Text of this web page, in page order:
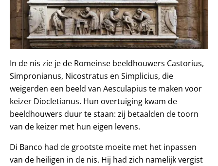
In de nis zie je de Romeinse beeldhouwers Castorius,
Simpronianus, Nicostratus en Simplicius, die
weigerden een beeld van Aesculapius te maken voor
keizer Diocletianus. Hun overtuiging kwam de
beeldhouwers duur te staan: zij betaalden de toorn
van de keizer met hun eigen levens.
Di Banco had de grootste moeite met het inpassen
van de heiligen in de nis. Hij had zich namelijk vergist